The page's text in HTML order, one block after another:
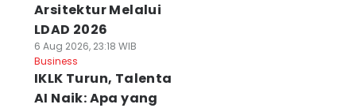
Arsitektur Melalui
LDAD 2026
6 Aug 2026, 23:18 WIB
Business
IKLK Turun, Talenta
AI Naik: Apa yang